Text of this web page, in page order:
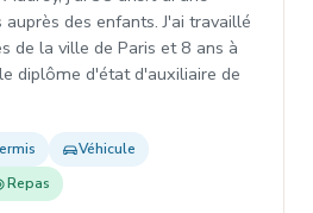
des enfants. J'ai travaillé
de la ville de Paris et 8 ans à
diplôme d'état d'auxiliaire de
Véhicule
Repas